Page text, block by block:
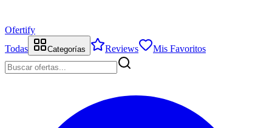
Ofertify
Todas
Categorías Reviews Mis Favoritos